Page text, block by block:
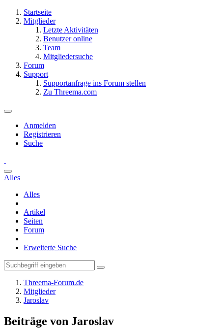
Startseite
Mitglieder
Letzte Aktivitäten
Benutzer online
Team
Mitgliedersuche
Forum
Support
Supportanfrage ins Forum stellen
Zu Threema.com
Anmelden
Registrieren
Suche
Alles
Alles
Artikel
Seiten
Forum
Erweiterte Suche
Threema-Forum.de
Mitglieder
Jaroslav
Beiträge von Jaroslav